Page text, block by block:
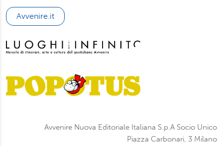
Avvenire.it
Avvenire Nuova Editoriale Italiana S.p.A Socio Unico
Piazza Carbonari, 3 Milano